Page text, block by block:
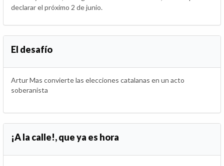
declarar el próximo 2 de junio.
El desafío
Artur Mas convierte las elecciones catalanas en un acto
soberanista
¡A la calle!, que ya es hora